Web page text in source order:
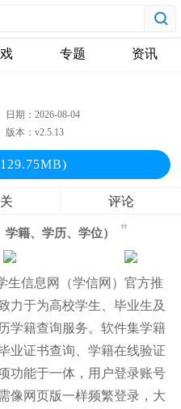
专题 资讯
日期：2026-08-04
版本：v2.5.13
评论
籍、学历、学位）
生信息网（学信网）官方推
力于为高校学生、毕业生及
学籍查询服务。软件集学籍
业证书查询、学籍在线验证
功能于一体，用户登录账号
像网页版一样频繁登录，大